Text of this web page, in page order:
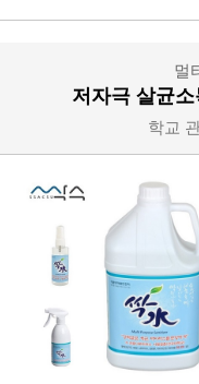
멀
저자극 살균
학교